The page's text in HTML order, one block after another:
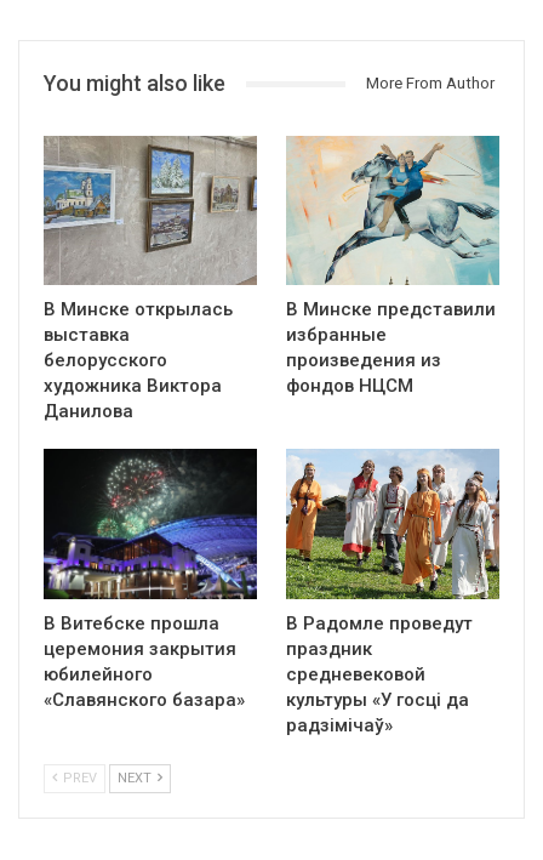
You might also like More From Author
В Минске открылась
выставка
белорусского
художника Виктора
Данилова
В Минске представили
избранные
произведения из
фондов НЦСМ
В Витебске прошла
церемония закрытия
юбилейного
«Славянского базара»
В Радомле проведут
праздник
средневековой
культуры «У госці да
радзімічаў»
PREV NEXT